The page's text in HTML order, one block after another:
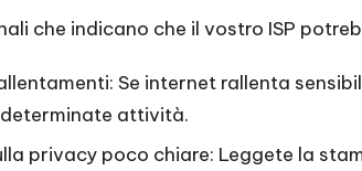
che indicano che il vostro ISP
Se internet rallenta
attività.
privacy poco chiare: Leggete la